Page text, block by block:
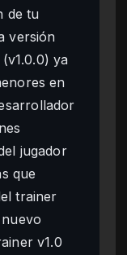
de tu
versión
ya
en
jugador
que
trainer
v1.0